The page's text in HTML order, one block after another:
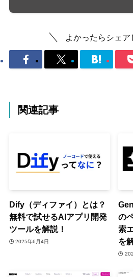
よかったらシェア
関連記事
Dify（ディファイ）とは？
無料で試せるAIアプリ開発
ツールを解説！
2025年6月4日
の
索
を